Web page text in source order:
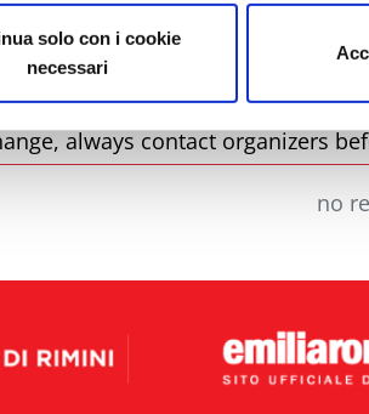
solo con i cookie
necessari
always contact organizers
no